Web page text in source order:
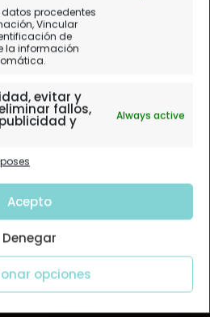
procedentes
Vincular
de
la información
evitar y
fallos,
y Always active
Acepto
Denegar
opciones